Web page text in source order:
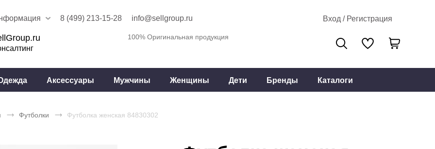
8 (499) 213-15-28 info@sellgroup.ru Вход / Регистрация
100% Оригинальная продукция
Аксессуары Мужчины Женщины Дети Бренды Каталоги
Футболки Футболка женская 84830302